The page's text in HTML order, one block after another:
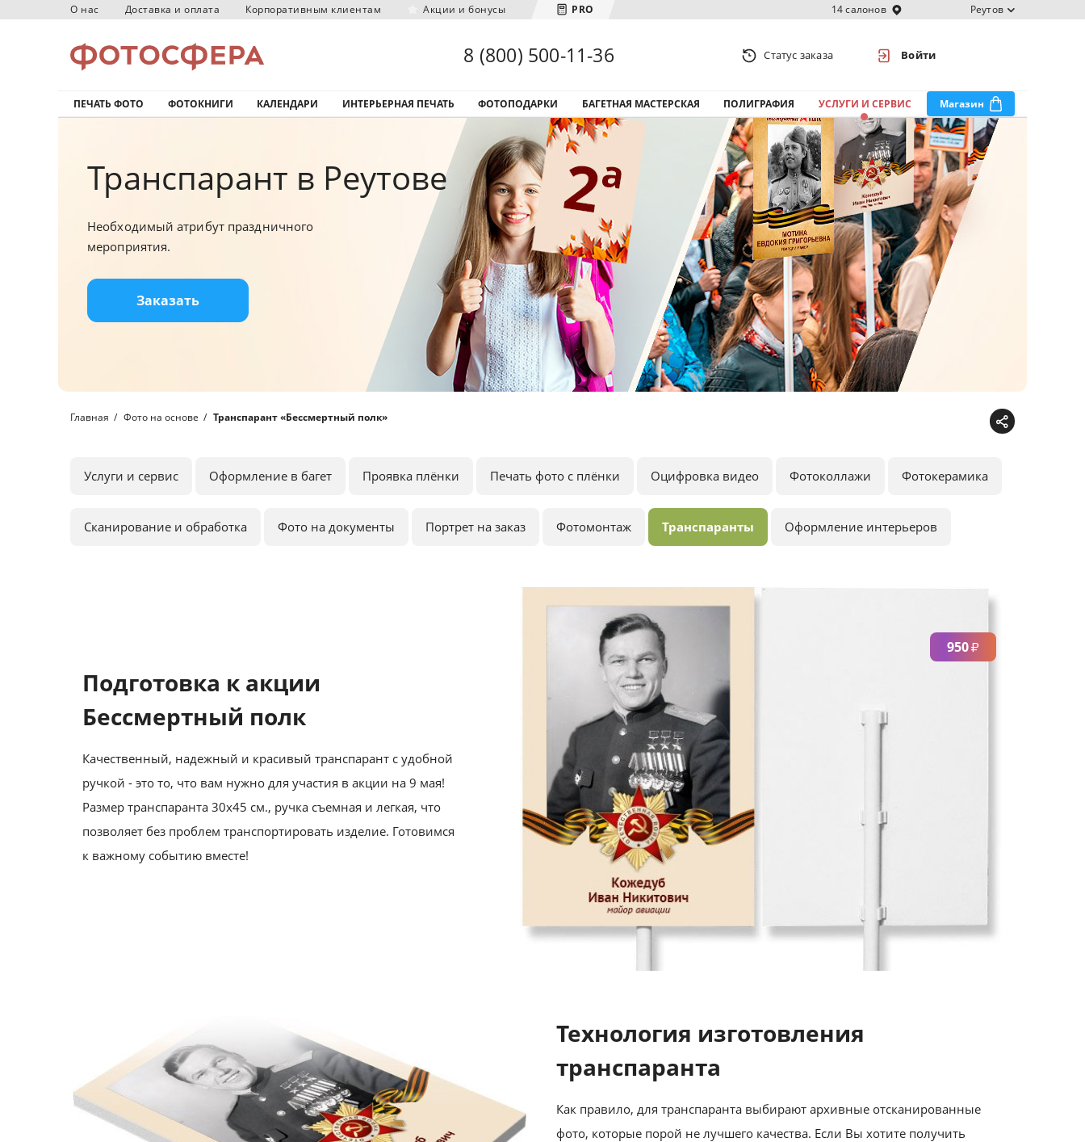
О нас Доставка и оплата Корпоративным клиентам Акции и бонусы PRO 14 салонов Реутов
Загрузка городов...
8 (800) 500-11-36 Статус заказа Войти
ПЕЧАТЬ ФОТО ФОТОКНИГИ КАЛЕНДАРИ ИНТЕРЬЕРНАЯ ПЕЧАТЬ ФОТОПОДАРКИ БАГЕТНАЯ МАСТЕРСКАЯ ПОЛИГРАФИЯ УСЛУГИ И СЕРВИС Магазин
Транспарант в Реутове
Необходимый атрибут праздничного
мероприятия.
Заказать
Главная Фото на основе Транспарант «Бессмертный полк»
Услуги и сервис Оформление в багет Проявка плёнки Печать фото с плёнки Оцифровка видео Фотоколлажи Фотокерамика
Сканирование и обработка Фото на документы Портрет на заказ Фотомонтаж Транспаранты Оформление интерьеров
Подготовка к акции
Бессмертный полк
Качественный, надежный и красивый транспарант с удобной
ручкой - это то, что вам нужно для участия в акции на 9 мая!
Размер транспаранта 30х45 см., ручка съемная и легкая, что
позволяет без проблем транспортировать изделие. Готовимся
к важному событию вместе!
950₽
Технология изготовления
транспаранта
Как правило, для транспаранта выбирают архивные отсканированные
фото, которые порой не лучшего качества. Если Вы хотите получить